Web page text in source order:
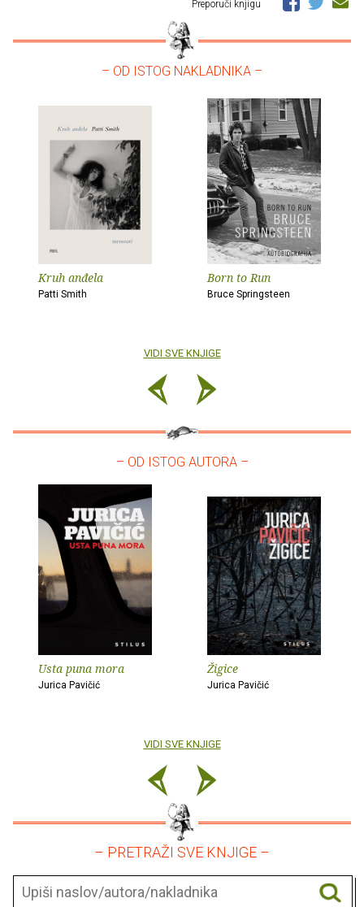
Preporuči knjigu
– OD ISTOG NAKLADNIKA –
Kruh anđela
Patti Smith
Born to Run
Bruce Springsteen
VIDI SVE KNJIGE
– OD ISTOG AUTORA –
Usta puna mora
Jurica Pavičić
Žigice
Jurica Pavičić
VIDI SVE KNJIGE
– PRETRAŽI SVE KNJIGE –